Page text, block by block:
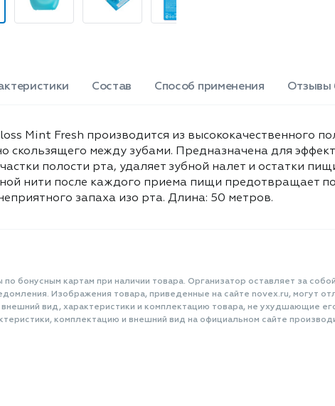
Состав Способ применения Отзывы
Mint Fresh производится из высококачественного
скользящего между зубами. Предназначена для
полости рта, удаляет зубной налет и остатки
нити после каждого приема пищи предотвращает
запаха изо рта. Длина: 50 метров.
по бонусным картам при наличии товара. Организатор оставляет за
Изображения товара, приведенные на сайте novex.ru, могут
вид, характеристики и комплектацию товара, не ухудшающие
комплектацию и внешний вид на официальном сайте